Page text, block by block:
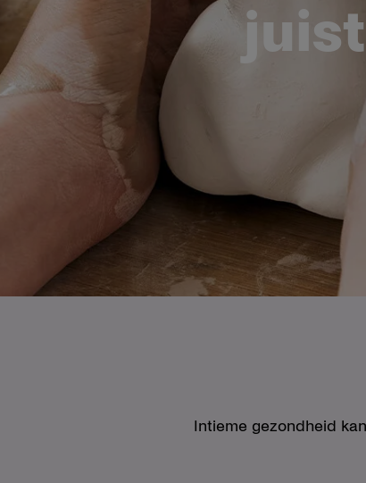
Intieme gezondheid